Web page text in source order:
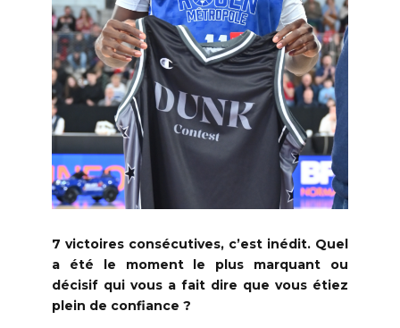
7 victoires consécutives, c’est inédit. Quel
a été le moment le plus marquant ou
décisif qui vous a fait dire que vous étiez
plein de confiance ?